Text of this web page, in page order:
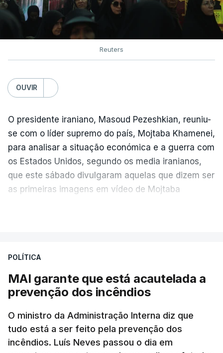
Reuters
OUVIR
O presidente iraniano, Masoud Pezeshkian, reuniu-
se com o líder supremo do país, Mojtaba Khamenei,
para analisar a situação económica e a guerra com
os Estados Unidos, segundo os media iranianos,
que este sábado divulgaram aquelas que dizem ser
as primeiras imagens em vídeo de Mojtaba
Mehr na rede social Telegram, como aquilo que
israelita, que nos últimos tempos vem dando conta
de que o líder supremo iraniano estará em estado
crítico na sequência do bombardeamento que no
último dia de fevereiro passado matou o pai, o
ayatollah Ali Khamenei, e outros membros da
POLÍTICA
MAI garante que está acautelada a
prevenção dos incêndios
O ministro da Administração Interna diz que
tudo está a ser feito pela prevenção dos
incêndios. Luís Neves passou o dia em